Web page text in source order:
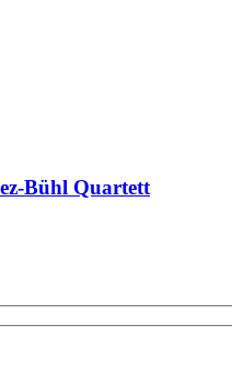
Bühl Quartett